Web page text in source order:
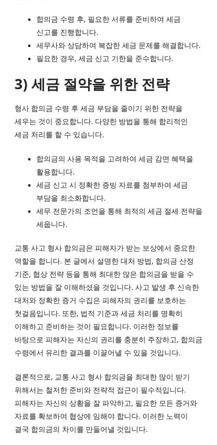
합의금 수령 후, 필요한 서류를 준비하여 세금
신고를 진행합니다.
세무사와 상담하여 복잡한 세금 문제를 해결합니다.
필요한 경우, 세금 신고 기한을 준수합니다.
3) 세금 절약을 위한 전략
형사 합의금 수령 후 세금 부담을 줄이기 위한 전략을
세우는 것이 중요합니다. 다양한 방법을 통해 합리적인
세금 처리를 할 수 있습니다.
합의금의 사용 목적을 고려하여 세금 감면 혜택을
활용합니다.
세금 신고 시 정확한 증빙 자료를 첨부하여 세금
부담을 최소화합니다.
세무 전문가의 조언을 통해 최적의 세금 절세 전략을
세웁니다.
교통 사고 형사 합의금은 피해자가 받는 보상에서 중요한
역할을 합니다. 본 글에서 설명한 대처 방법, 합의금 산정
기준, 협상 전략 등을 통해 최대한 많은 합의금을 받을 수
있는 방법을 잘 이해하셨을 것입니다. 사고 발생 후 신속한
대처와 정확한 증거 수집은 피해자의 권리를 보호하는
첫걸음입니다. 또한, 법적 기준과 세금 처리를 명확히
이해하고 준비하는 것이 필요합니다. 이러한 정보를
바탕으로 피해자는 자신의 권리를 충분히 주장하고, 합의금
수령에서 유리한 결과를 이끌어낼 수 있을 것입니다.
결론적으로, 교통 사고 형사 합의금을 최대한 많이 받기
위해서는 철저한 준비와 전략적 접근이 필수적입니다.
피해자는 자신의 상황을 잘 파악하고, 필요한 모든 증거와
자료를 확보하여 협상에 임해야 합니다. 이러한 노력이
결국 합의금의 차이를 만들어낼 것입니다.